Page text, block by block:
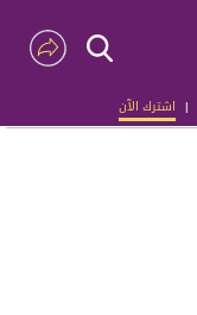
| اشترك الآن